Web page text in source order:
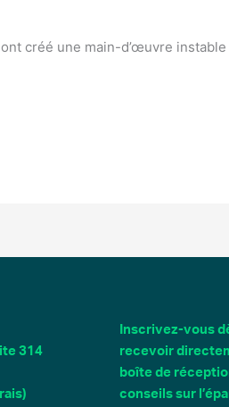
créé une main-d’œuvre instable
314
Inscrivez-vous
recevoir
boîte de
conseils sur